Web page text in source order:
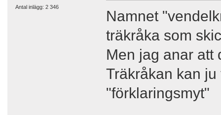
Antal inlägg: 2 346
Namnet
träkråka som
Men jag anar att
Träkråkan kan
"förklaringsmyt"